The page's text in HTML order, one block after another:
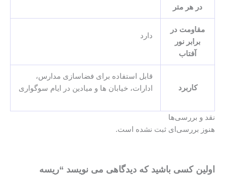
در هر متر
مقاومت در
برابر نور
آفتاب
دارد
کاربرد
قابل استفاده برای فضاسازی مدارس،
ادارات، خیابان ها و میادین در ایام سوگواری
نقد و بررسی‌ها
هنوز بررسی‌ای ثبت نشده است.
اولین کسی باشید که دیدگاهی می نویسد “ریسه